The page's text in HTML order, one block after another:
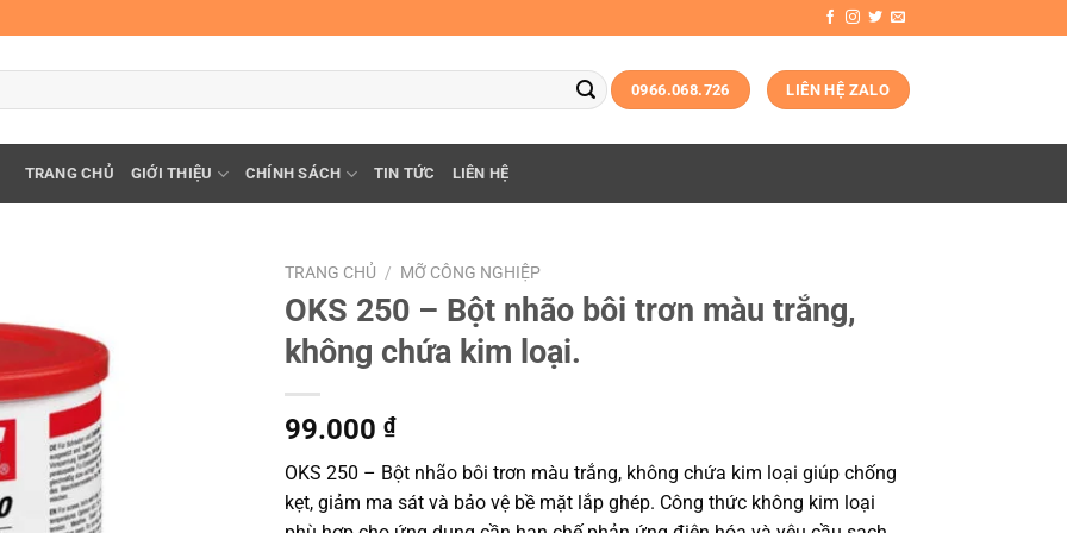
0966.068.726 LIÊN HỆ ZALO
TRANG CHỦ GIỚI THIỆU CHÍNH SÁCH TIN TỨC LIÊN HỆ
TRANG CHỦ / MỠ CÔNG NGHIỆP
OKS 250 – Bột nhão bôi trơn màu trắng,
không chứa kim loại.
99.000 ₫
OKS 250 – Bột nhão bôi trơn màu trắng, không chứa kim loại giúp chống
kẹt, giảm ma sát và bảo vệ bề mặt lắp ghép. Công thức không kim loại